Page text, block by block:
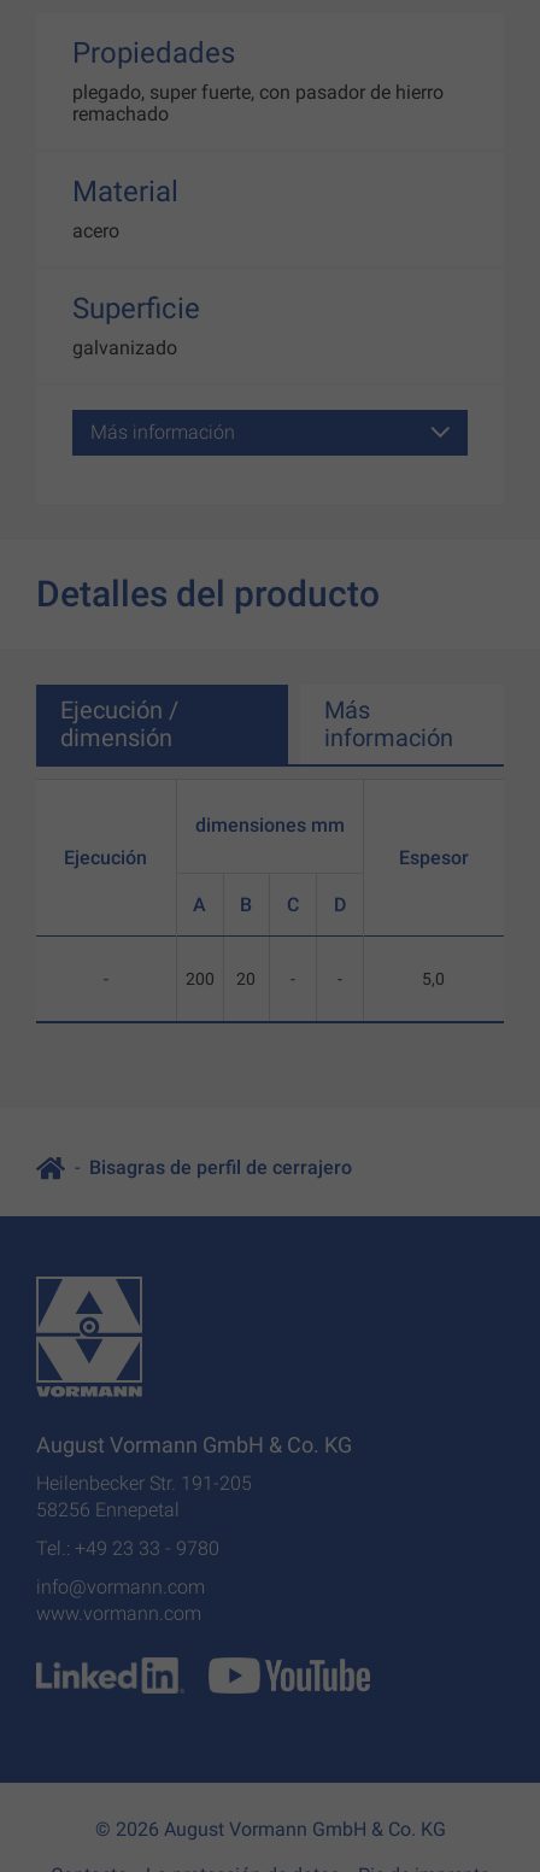
Propiedades
plegado, super fuerte, con pasador de hierro
remachado
Material
acero
Superficie
galvanizado
Más información
Detalles del producto
Ejecución /
dimensión
Más
información
Ejecución
-
dimensiones mm
A B C D
200 20 - -
Espesor
5,0
Bisagras de perfil de cerrajero
August Vormann GmbH & Co. KG
Heilenbecker Str. 191-205
58256 Ennepetal
Tel.: +49 23 33 - 9780
info@vormann.com
www.vormann.com
© 2026 August Vormann GmbH & Co. KG